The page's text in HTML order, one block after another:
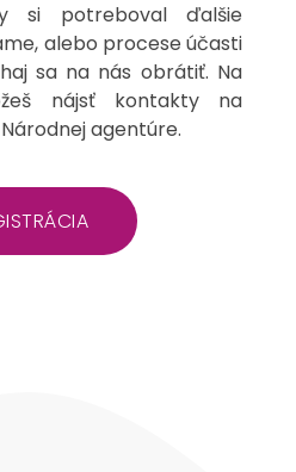
si potreboval ďalšie
alebo procese účasti
sa na nás obrátiť. Na
nájsť kontakty na
agentúre.